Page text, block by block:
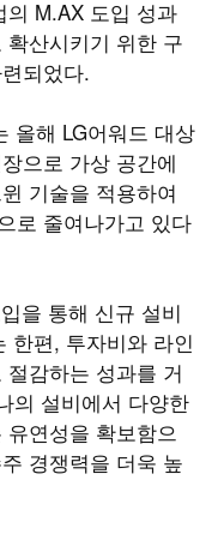
M.AX 도입 성과
산시키기 위한 구
되었다.
올해 LG어워드 대상
으로 가상 공간에
기술을 적용하여
로 줄여나가고 있다
을 통해 신규 설비
한편, 투자비와 라인
감하는 성과를 거
의 설비에서 다양한
연성을 확보함으
경쟁력을 더욱 높